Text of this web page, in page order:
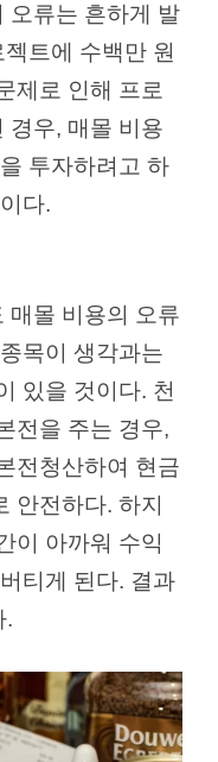
오류는 흔하게 발
트에 수백만 원
제로 인해 프로
경우, 매몰 비용
투자하려고 하
다.
매몰 비용의 오류
목이 생각과는
있을 것이다. 천
전을 주는 경우,
전청산하여 현금
안전하다. 하지
이 아까워 수익
티게 된다. 결과
.